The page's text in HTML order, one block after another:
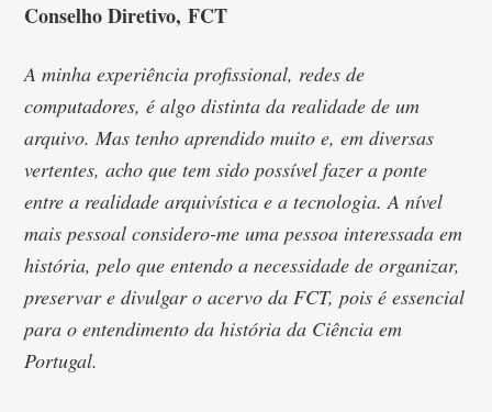
Conselho Diretivo, FCT
A minha experiência profissional, redes de
computadores, é algo distinta da realidade de um
arquivo. Mas tenho aprendido muito e, em diversas
vertentes, acho que tem sido possível fazer a ponte
entre a realidade arquivística e a tecnologia. A nível
mais pessoal considero-me uma pessoa interessada em
história, pelo que entendo a necessidade de organizar,
preservar e divulgar o acervo da FCT, pois é essencial
para o entendimento da história da Ciência em
Portugal.